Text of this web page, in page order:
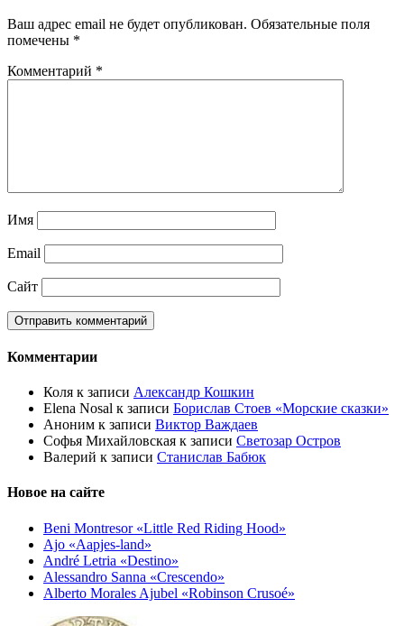
Ваш адрес email не будет опубликован. Обязательные поля
помечены *
Комментарий *
Имя
Email
Сайт
Комментарии
Коля к записи Александр Кошкин
Elena Nosal к записи Борислав Стоев «Морские сказки»
Аноним к записи Виктор Важдаев
Софья Михайловская к записи Светозар Остров
Валерий к записи Станислав Бабюк
Новое на сайте
Beni Montresor «Little Red Riding Hood»
Ajo «Aapjes-land»
André Letria «Destino»
Alessandro Sanna «Crescendo»
Alberto Morales Ajubel «Robinson Crusoé»